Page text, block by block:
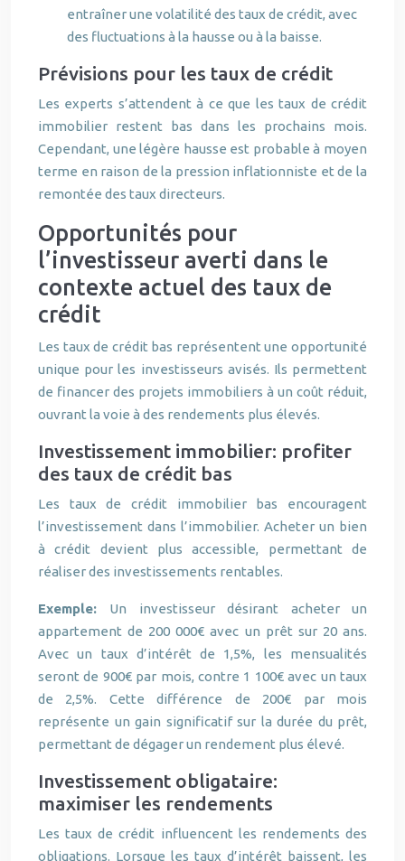
entraîner une volatilité des taux de crédit, avec
des fluctuations à la hausse ou à la baisse.
Prévisions pour les taux de crédit
Les experts s’attendent à ce que les taux de crédit
immobilier restent bas dans les prochains mois.
Cependant, une légère hausse est probable à moyen
terme en raison de la pression inflationniste et de la
remontée des taux directeurs.
Opportunités pour
l’investisseur averti dans le
contexte actuel des taux de
crédit
Les taux de crédit bas représentent une opportunité
unique pour les investisseurs avisés. Ils permettent
de financer des projets immobiliers à un coût réduit,
ouvrant la voie à des rendements plus élevés.
Investissement immobilier: profiter
des taux de crédit bas
Les taux de crédit immobilier bas encouragent
l’investissement dans l’immobilier. Acheter un bien
à crédit devient plus accessible, permettant de
réaliser des investissements rentables.
Exemple: Un investisseur désirant acheter un
appartement de 200 000€ avec un prêt sur 20 ans.
Avec un taux d’intérêt de 1,5%, les mensualités
seront de 900€ par mois, contre 1 100€ avec un taux
de 2,5%. Cette différence de 200€ par mois
représente un gain significatif sur la durée du prêt,
permettant de dégager un rendement plus élevé.
Investissement obligataire:
maximiser les rendements
Les taux de crédit influencent les rendements des
obligations. Lorsque les taux d’intérêt baissent, les